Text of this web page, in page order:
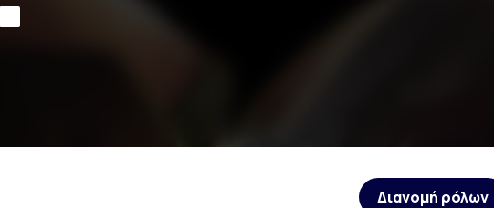
Διανομή ρόλων